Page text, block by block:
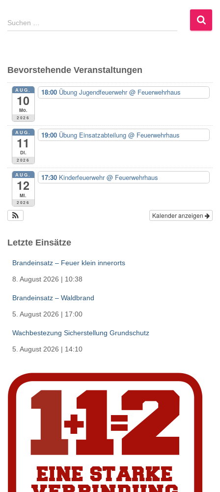
S
u
n
n
:
Suchen …
Bevorstehende Veranstaltungen
AUG.
10
Mo.
2026
18:00 Übung Jugendfeuerwehr@ Feuerwehrhaus
AUG.
11
Di.
2026
19:00 Übung Einsatzabteilung @ Feuerwehrhaus
AUG.
12
Mi.
2026
17:30 Kinderfeuerwehr@ Feuerwehrhaus
Kalender anzeigen
Letzte Einsätze
Brandeinsatz – Feuer klein innerorts
8. August 2026 | 10:38
Brandeinsatz – Waldbrand
5. August 2026 | 17:00
Wachbestezung Sicherstellung Grundschutz
5. August 2026 | 14:10